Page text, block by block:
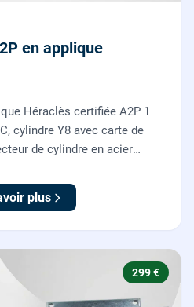
en applique
Héraclès certifiée A2P 1
cylindre Y8 avec carte de
de cylindre en acier
existante.
plus
299 €